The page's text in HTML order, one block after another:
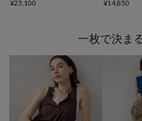
¥23,100 ¥14,850
一枚で決ま